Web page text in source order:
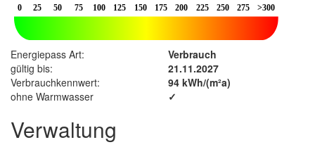
Energiepass Art:
Verbrauch
gültig bis:
21.11.2027
Verbrauchkennwert:
94 kWh/(m²a)
ohne Warmwasser
✓
Verwaltung